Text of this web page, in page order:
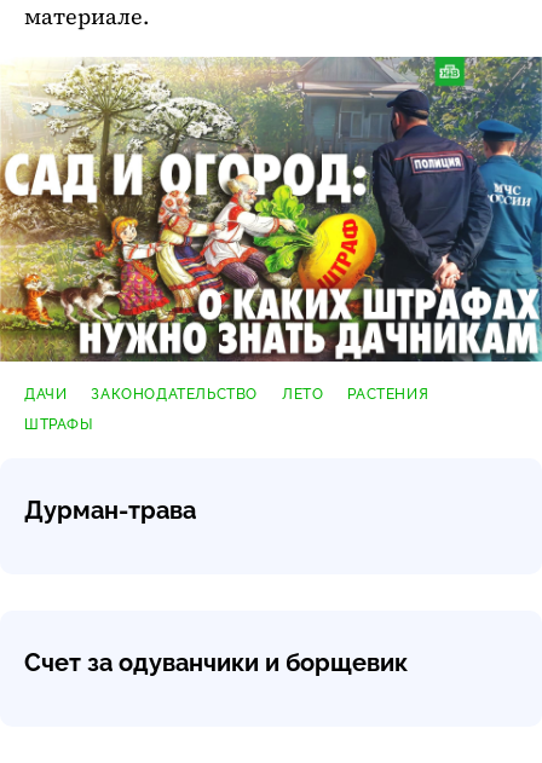
материале.
ДАЧИ ЗАКОНОДАТЕЛЬСТВО ЛЕТО
РАСТЕНИЯ
ШТРАФЫ
Дурман-трава
Счет за одуванчики и борщевик